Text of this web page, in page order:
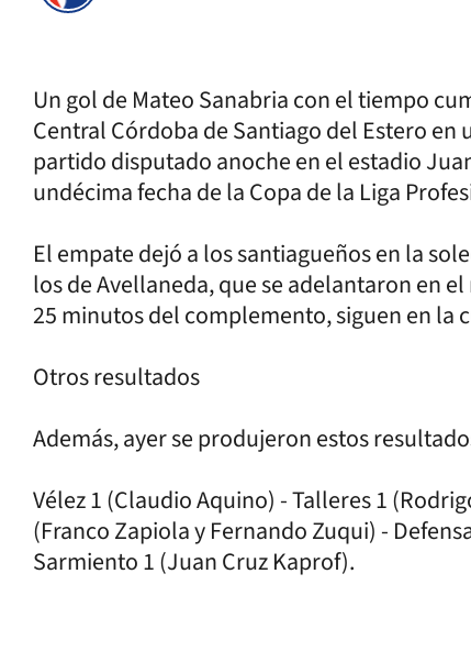
Un gol de Mateo Sanabria con el tiempo
Central Córdoba de Santiago del Estero
partido disputado anoche en el estadio
undécima fecha de la Copa de la Liga
El empate dejó a los santiagueños en la
los de Avellaneda, que se adelantaron en
25 minutos del complemento, siguen en la
Otros resultados
Además, ayer se produjeron estos
Vélez 1 (Claudio Aquino) - Talleres 1
(Franco Zapiola y Fernando Zuqui) -
Sarmiento 1 (Juan Cruz Kaprof).